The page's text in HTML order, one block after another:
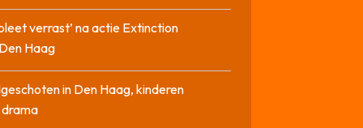
verrast’ na actie Extinction
Haag
in Den Haag, kinderen